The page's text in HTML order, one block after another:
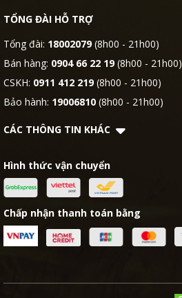
TỔNG ĐÀI HỖ TRỢ
Tổng đài: 18002079(8h00 - 21h00)
Bán hàng: 0904 66 22 19(8h00 - 21h00)
CSKH: 0911 412 219(8h00 - 21h00)
Bảo hành: 19006810 (8h00 - 21h00)
CÁC THÔNG TIN KHÁC
Hình thức vận chuyển
Chấp nhận thanh toán bằng